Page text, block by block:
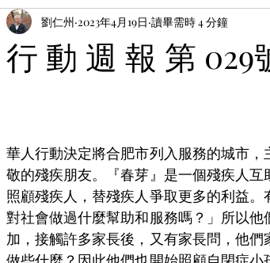
工作與金錢 生命故事分享 劉老師說
行 動 週 報 第 029
劉仁州 2023年4月19日 讀畢需時 4 分鐘
華人行動決定將合肥市列入服務的城市
敬的殘疾朋友。『春芽』是一個殘疾人
照顧殘疾人，替殘疾人爭取更多的利益
對社會做過什麼幫助和服務嗎？」所以
加，接觸許多家長後，又有家長問，他